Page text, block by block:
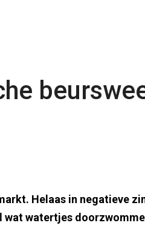
Helaas in negatieve
watertjes